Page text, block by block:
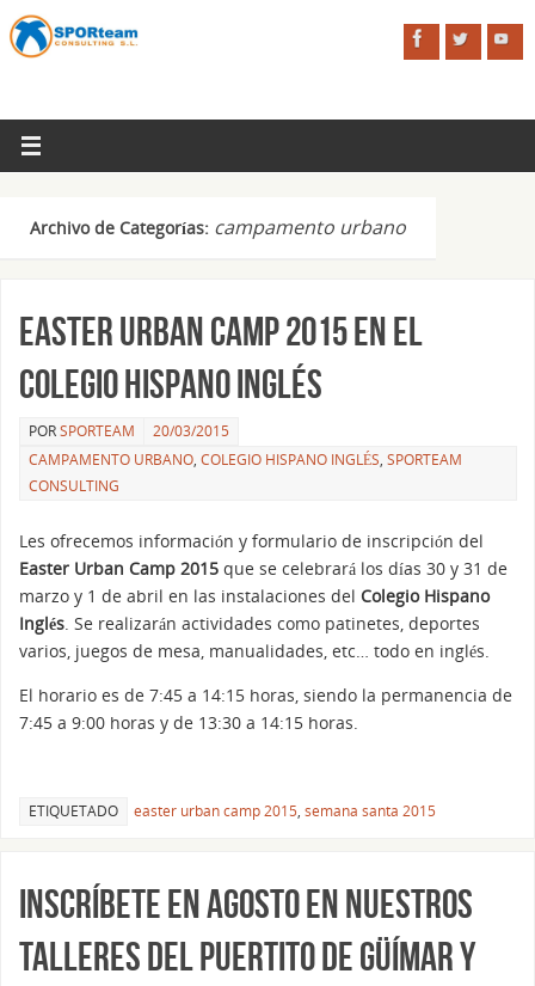
Archivo de Categorías: campamento urbano
Easter Urban Camp 2015 en el
Colegio Hispano Inglés
PORSPORTEAM
20/03/2015
CAMPAMENTO URBANO, COLEGIO HISPANO INGLÉS, SPORTEAM
CONSULTING
Les ofrecemos información y formulario de inscripción del
Easter Urban Camp 2015 que se celebrará los días 30 y 31 de
marzo y 1 de abril en las instalaciones del Colegio Hispano
Inglés. Se realizarán actividades como patinetes, deportes
varios, juegos de mesa, manualidades, etc… todo en inglés.
El horario es de 7:45 a 14:15 horas, siendo la permanencia de
7:45 a 9:00 horas y de 13:30 a 14:15 horas.
ETIQUETADO easter urban camp 2015, semana santa 2015
Inscríbete en Agosto en nuestros
Talleres del Puertito de Güímar y